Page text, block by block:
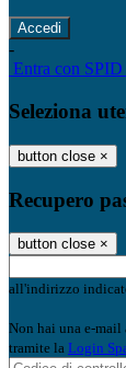
-
Entra con SPID
Seleziona
button close ×
Recupero
button close ×
all'indirizzo
Non hai una e-mail
tramite la Login